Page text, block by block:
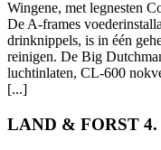
Wingene, met legnesten
De A-frames
drinknippels, is in één
reinigen. De Big
luchtinlaten, CL-600
[...]
LAND & FORST 4.